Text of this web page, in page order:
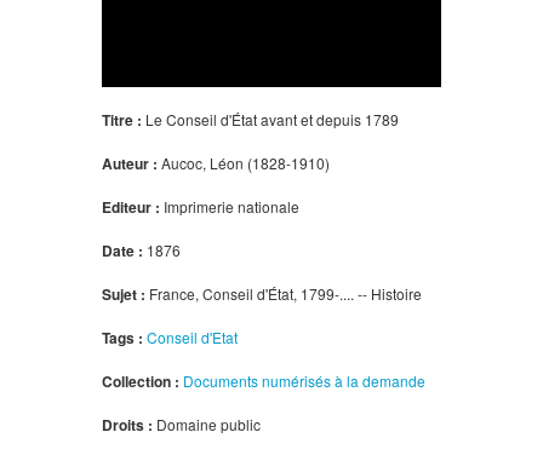
Titre : Le Conseil d'État avant et depuis 1789
Auteur : Aucoc, Léon (1828-1910)
Editeur : Imprimerie nationale
Date : 1876
Sujet : France, Conseil d'État, 1799-.... -- Histoire
Tags : Conseil d'Etat
Collection : Documents numérisés à la demande
Droits : Domaine public